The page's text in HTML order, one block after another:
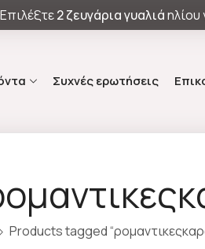
Επιλέξτε2 ζευγάρια γυαλιάηλίου
Συχνές ερωτήσεις
Products tagged